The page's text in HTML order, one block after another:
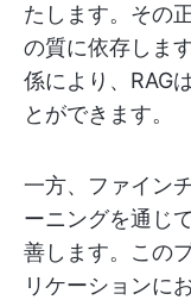
たします。その
の質に依存しま
係により、RAG
とができます。
一方、ファイン
ーニングを通じ
善します。この
リケーションに